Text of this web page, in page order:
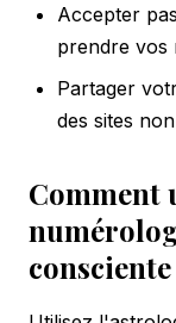
Accepter
prendre vos
Partager
des sites
Comment
consciente